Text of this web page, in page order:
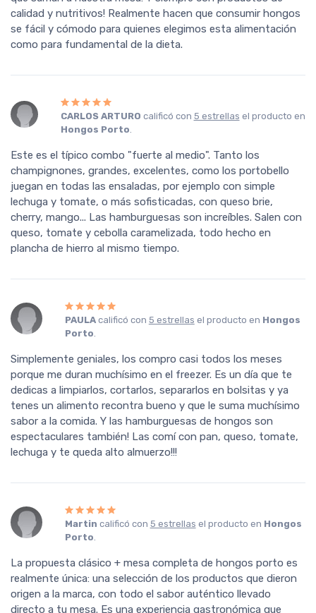
calidad y nutritivos! Realmente hacen que consumir hongos
se fácil y cómodo para quienes elegimos esta alimentación
como para fundamental de la dieta.
CARLOS ARTURO calificó con 5 estrellas el producto en
Hongos Porto.
Este es el típico combo "fuerte al medio". Tanto los
champignones, grandes, excelentes, como los portobello
juegan en todas las ensaladas, por ejemplo con simple
lechuga y tomate, o más sofisticadas, con queso brie,
cherry, mango... Las hamburguesas son increíbles. Salen con
queso, tomate y cebolla caramelizada, todo hecho en
plancha de hierro al mismo tiempo.
PAULAcalificó con 5 estrellas el producto en Hongos
Porto.
Simplemente geniales, los compro casi todos los meses
porque me duran muchísimo en el freezer. Es un día que te
dedicas a limpiarlos, cortarlos, separarlos en bolsitas y ya
tenes un alimento recontra bueno y que le suma muchísimo
sabor a la comida. Y las hamburguesas de hongos son
espectaculares también! Las comí con pan, queso, tomate,
lechuga y te queda alto almuerzo!!!
Martin calificó con 5 estrellas el producto en Hongos
Porto.
La propuesta clásico + mesa completa de hongos porto es
realmente única: una selección de los productos que dieron
origen a la marca, con todo el sabor auténtico llevado
directo a tu mesa. Es una experiencia gastronómica que